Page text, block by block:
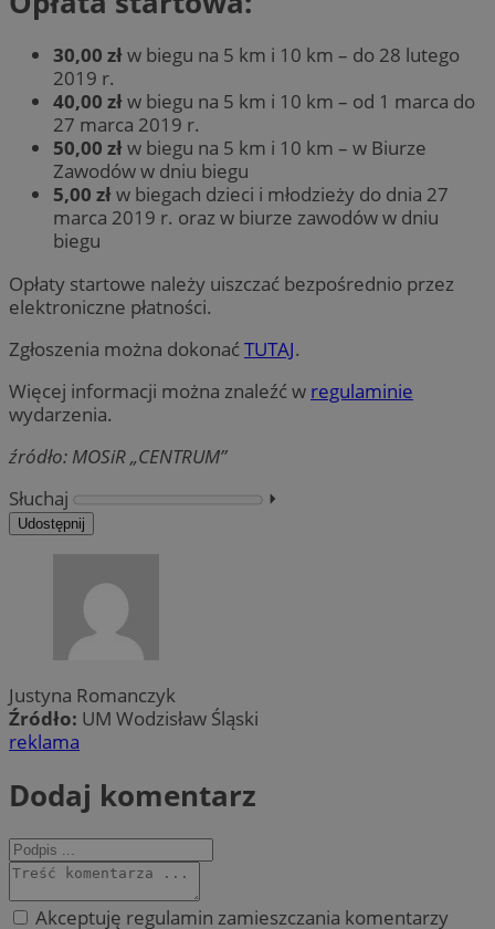
30,00 złw biegu na 5 km i 10 km – do 28 lutego
2019 r.
40,00 złw biegu na 5 km i 10 km – od 1 marca do
27 marca 2019 r.
50,00 złw biegu na 5 km i 10 km – w Biurze
Zawodów w dniu biegu
5,00 złw biegach dzieci i młodzieży do dnia 27
marca 2019 r. oraz w biurze zawodów w dniu
biegu
Opłaty startowe należy uiszczać bezpośrednio przez
elektroniczne płatności.
Zgłoszenia można dokonaćTUTAJ.
Więcej informacji można znaleźć w regulaminie
wydarzenia.
źródło: MOSiR „CENTRUM”
Słuchaj
⏵︎
Udostępnij
Justyna Romanczyk
Źródło: UM Wodzisław Śląski
reklama
Dodaj komentarz
Akceptuję regulamin zamieszczania komentarzy